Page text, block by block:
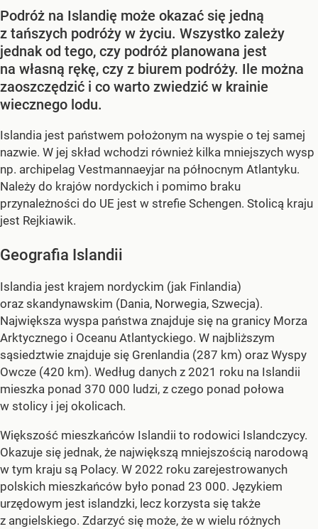
Podróż na Islandię może okazać się jedną
z tańszych podróży w życiu. Wszystko zależy
jednak od tego, czy podróż planowana jest
na własną rękę, czy z biurem podróży. Ile można
zaoszczędzić i co warto zwiedzić w krainie
wiecznego lodu.
Islandia jest państwem położonym na wyspie o tej samej
nazwie. W jej skład wchodzi również kilka mniejszych wysp
np. archipelag Vestmannaeyjar na północnym Atlantyku.
Należy do krajów nordyckich i pomimo braku
przynależności do UE jest w strefie Schengen. Stolicą kraju
jest Rejkiawik.
Geografia Islandii
Islandia jest krajem nordyckim (jak Finlandia)
oraz skandynawskim (Dania, Norwegia, Szwecja).
Największa wyspa państwa znajduje się na granicy Morza
Arktycznego i Oceanu Atlantyckiego. W najbliższym
sąsiedztwie znajduje się Grenlandia (287 km) oraz Wyspy
Owcze (420 km). Według danych z 2021 roku na Islandii
mieszka ponad 370 000 ludzi, z czego ponad połowa
w stolicy i jej okolicach.
Większość mieszkańców Islandii to rodowici Islandczycy.
Okazuje się jednak, że największą mniejszością narodową
w tym kraju są Polacy. W 2022 roku zarejestrowanych
polskich mieszkańców było ponad 23 000. Językiem
urzędowym jest islandzki, lecz korzysta się także
z angielskiego. Zdarzyć się może, że w wielu różnych